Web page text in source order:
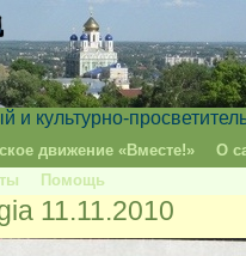
и культурно-
движение «Вместе!»
О
Помощь
11.11.2010